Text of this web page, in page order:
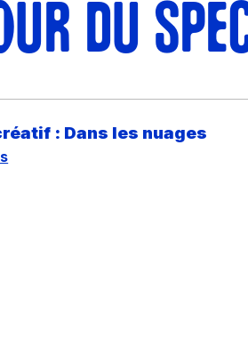
DU
: Dans les nuages